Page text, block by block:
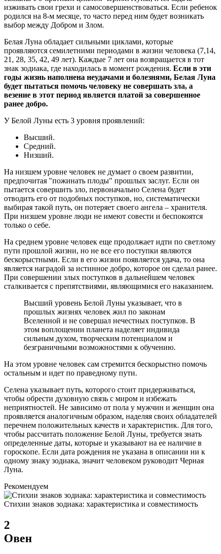
изживать свои грехи и самосовершенствоваться. Если ребенок
родился на 8-м месяце, то часто перед ним будет возникать
выбор между Добром и Злом.
Белая Луна обладает сильными циклами, которые
проявляются семилетними периодами в жизни человека (7,14,
21, 28, 35, 42, 49 лет). Каждые 7 лет она возвращается в тот
знак зодиака, где находилась в момент рождения. Если в эти
годы жизнь наполнена неудачами и болезнями, Белая Луна
будет пытаться помочь человеку не совершать зла, а
везение в этот период является платой за совершенное
ранее добро.
У Белой Луны есть 3 уровня проявлений:
Высший.
Средний.
Низший.
На низшем уровне человек не думает о своем развитии,
предпочитая "пожинать плоды" прошлых заслуг. Если он
пытается совершить зло, первоначально Селена будет
отводить его от подобных поступков, но, систематически
выбирая такой путь, он потеряет своего ангела – хранителя.
При низшем уровне люди не имеют совести и беспокоятся
только о себе.
На среднем уровне человек еще продолжает идти по светлому
пути прошлой жизни, но не все его поступки являются
бескорыстными. Если в его жизни появляется удача, то она
является наградой за истинное добро, которое он сделал ранее.
При совершении злых поступков в дальнейшем человек
сталкивается с препятствиями, являющимися его наказанием.
Высший уровень Белой Луны указывает, что в
прошлых жизнях человек жил по законам
Вселенной и не совершал нечестных поступков. В
этом воплощении планета наделяет индивида
сильным духом, творческим потенциалом и
безграничными возможностями к обучению.
На этом уровне человек сам стремится бескорыстно помочь
остальным и идет по праведному пути.
Селена указывает путь, которого стоит придерживаться,
чтобы обрести духовную связь с миром и избежать
неприятностей. Не зависимо от пола у мужчин и женщин она
проявляется аналогичным образом, наделяя своих обладателей
перечнем положительных качеств и характеристик. Для того,
чтобы рассчитать положение Белой Луны, требуется знать
определенные даты, которые и указывают на ее наличие в
гороскопе. Если дата рождения не указана в описании ни к
одному знаку зодиака, значит человеком руководит Черная
Луна.
Рекомендуем
Стихии знаков зодиака: характеристика и совместимость
2
Овен